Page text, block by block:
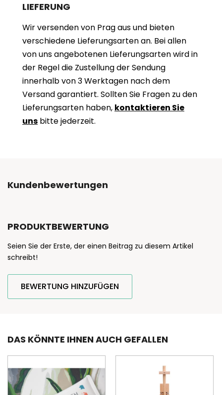
LIEFERUNG
Wir versenden von Prag aus und bieten
verschiedene Lieferungsarten an. Bei allen
von uns angebotenen Lieferungsarten wird in
der Regel die Zustellung der Sendung
innerhalb von 3 Werktagen nach dem
Versand garantiert. Sollten Sie Fragen zu den
Lieferungsarten haben, kontaktieren Sie
uns bitte jederzeit.
Kundenbewertungen
PRODUKTBEWERTUNG
Seien Sie der Erste, der einen Beitrag zu diesem Artikel
schreibt!
BEWERTUNG HINZUFÜGEN
DAS KÖNNTE IHNEN AUCH GEFALLEN